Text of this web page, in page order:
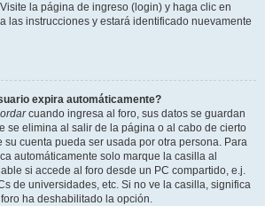
la página de ingreso (login) y haga clic en
las instrucciones y estará identificado nuevamente
expira automáticamente?
cuando ingresa al foro, sus datos se guardan
se elimina al salir de la página o al cabo de cierto
su cuenta pueda ser usada por otra persona. Para
automáticamente solo marque la casilla al
si accede al foro desde un PC compartido, e.j.
de universidades, etc. Si no ve la casilla, significa
ha deshabilitado la opción.